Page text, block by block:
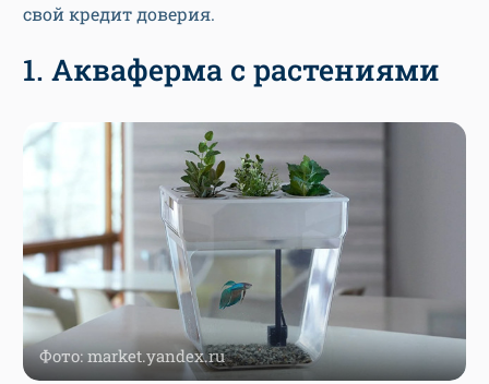
свой кредит доверия.
1. Акваферма с растениями
Фото: market.yandex.ru